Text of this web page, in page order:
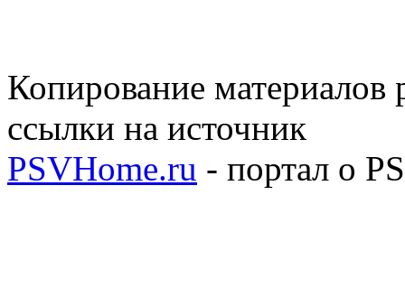
Копирование материалов
ссылки на источник
PSVHome.ru - портал о